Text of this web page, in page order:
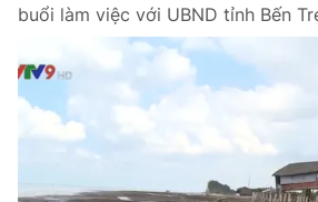
buổi làm việc với UBND tỉnh Bến